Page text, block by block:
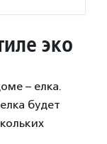
эко
– елка.
будет